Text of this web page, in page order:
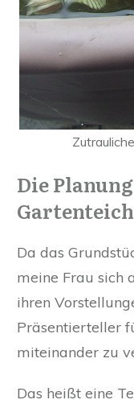
Die
Da das
meine Frau sich
ihren
Präsentierteller
miteinander zu
Das heißt eine